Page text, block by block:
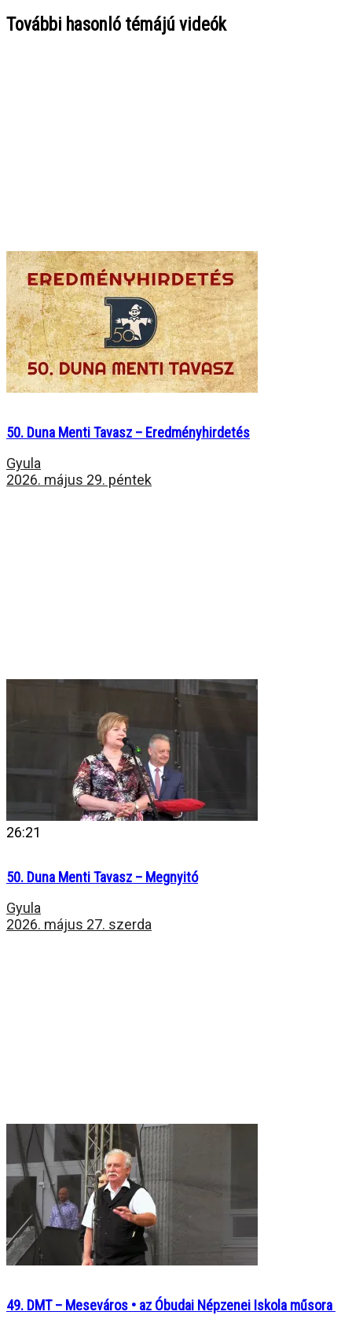
További hasonló témájú videók
50. Duna Menti Tavasz – Eredményhirdetés
Gyula
2026. május 29. péntek
26:21
50. Duna Menti Tavasz – Megnyitó
Gyula
2026. május 27. szerda
49. DMT – Meseváros • az Óbudai Népzenei Iskola műsora